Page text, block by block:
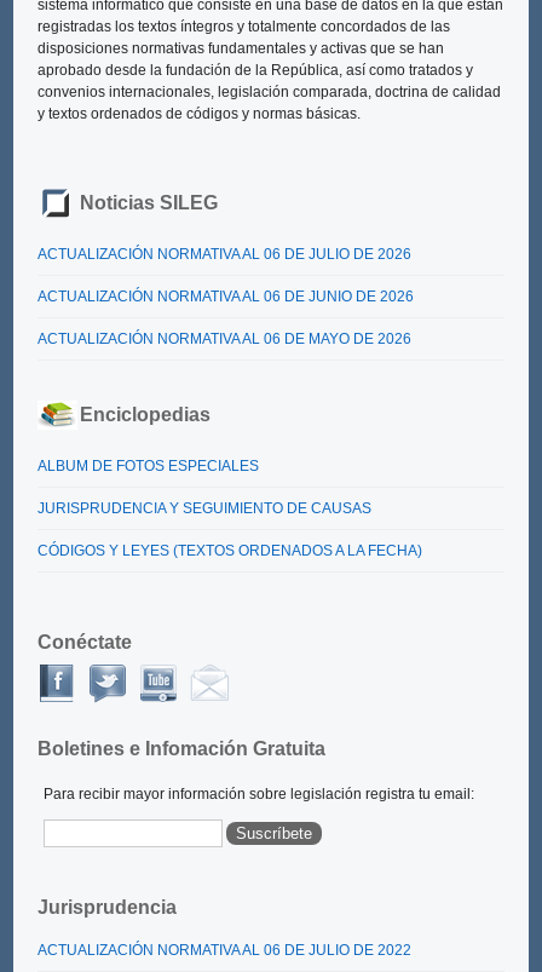
sistema informático que consiste en una base de datos en la que están
registradas los textos íntegros y totalmente concordados de las
disposiciones normativas fundamentales y activas que se han
aprobado desde la fundación de la República, así como tratados y
convenios internacionales, legislación comparada, doctrina de calidad
y textos ordenados de códigos y normas básicas.
Noticias SILEG
ACTUALIZACIÓN NORMATIVA AL 06 DE JULIO DE 2026
ACTUALIZACIÓN NORMATIVA AL 06 DE JUNIO DE 2026
ACTUALIZACIÓN NORMATIVA AL 06 DE MAYO DE 2026
Enciclopedias
ALBUM DE FOTOS ESPECIALES
JURISPRUDENCIA Y SEGUIMIENTO DE CAUSAS
CÓDIGOS Y LEYES (TEXTOS ORDENADOS A LA FECHA)
Conéctate
Boletines e Infomación Gratuita
Para recibir mayor información sobre legislación registra tu email:
Jurisprudencia
ACTUALIZACIÓN NORMATIVA AL 06 DE JULIO DE 2022